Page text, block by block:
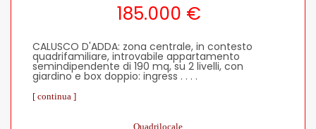
185.000 €
CALUSCO D'ADDA: zona centrale, in contesto
quadrifamiliare, introvabile appartamento
semindipendente di 190 mq, su 2 livelli, con
giardino e box doppio: ingress . . . .
[ continua ]
Quadrilocale